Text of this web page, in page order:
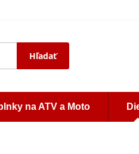
Hľadať
na ATV a Moto